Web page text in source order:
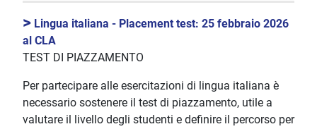
> Lingua italiana - Placement test: 25 febbraio 2026
al CLA
TEST DI PIAZZAMENTO
Per partecipare alle esercitazioni di lingua italiana è
necessario sostenere il test di piazzamento, utile a
valutare il livello degli studenti e definire il percorso per